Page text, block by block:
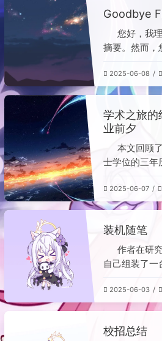
工作节奏适中
除工作内容
通过试用期。
Goodbye
您好，我
摘要。然而，
本文章内容。 作为AI模型，我目前无法
直接读取或分
核心内容。 为了帮助您生成一份简洁
明了的摘要，请您： 1.
文本内容**
部分。 2. **或描述文章的核心信息
论了什么主题
论。 一旦您提供了文字信息，我将很
摘要。
2025-06-08
学术之旅
业前夕
本文回顾
士学位的三年
后谨慎选择导
研，作者分享
向的探索、论
点，最终以
结。作者感慨
刻印记。全文
现了研究生生
2025-06-07
装机随笔
作者在研
自己组装了一
的新手，他分
装时不应在装
再固定，且水
2025-06-03
校招总结